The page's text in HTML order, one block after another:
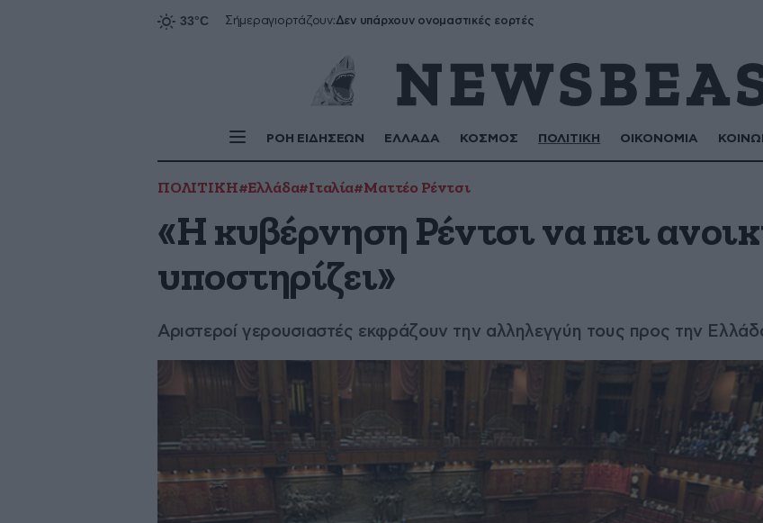
Σήμεραγιορτάζουν:Δεν υπάρχουν ονομαστικές εορτές
ΡΟΗ ΕΙΔΗΣΕΩΝ ΕΛΛΑΔΑ ΚΟΣΜΟΣ ΠΟΛΙΤΙΚΗ ΟΙΚΟΝΟΜΙΑ
ΠΟΛΙΤΙΚΗ#Ελλάδα#Ιταλία#Ματτέο Ρέντσι
«Η κυβέρνηση Ρέντσι να πει
υποστηρίζει»
Αριστεροί γερουσιαστές εκφράζουν την αλληλεγγύη τους προς την